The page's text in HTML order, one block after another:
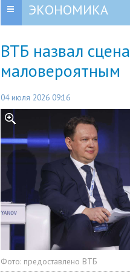
ЭКОНОМИКА
ВТБ назвал
маловероятным
04 июля 2026 09:16
Фото: предоставлено ВТБ